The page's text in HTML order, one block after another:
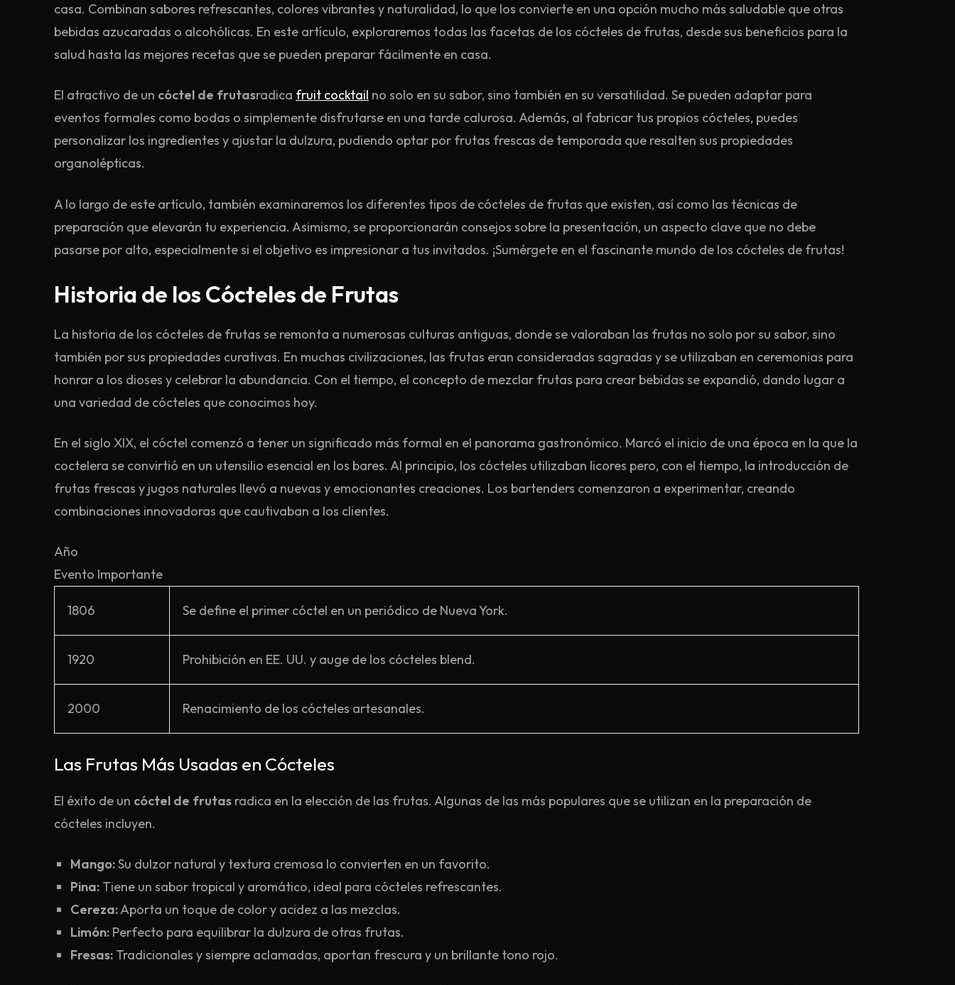
casa. Combinan sabores refrescantes, colores vibrantes y naturalidad, lo que los convierte en una opción mucho más saludable que otras
bebidas azucaradas o alcohólicas. En este artículo, exploraremos todas las facetas de los cócteles de frutas, desde sus beneficios para la
salud hasta las mejores recetas que se pueden preparar fácilmente en casa.
El atractivo de un cóctel de frutasradica fruit cocktail no solo en su sabor, sino también en su versatilidad. Se pueden adaptar para
eventos formales como bodas o simplemente disfrutarse en una tarde calurosa. Además, al fabricar tus propios cócteles, puedes
personalizar los ingredientes y ajustar la dulzura, pudiendo optar por frutas frescas de temporada que resalten sus propiedades
organolépticas.
A lo largo de este artículo, también examinaremos los diferentes tipos de cócteles de frutas que existen, así como las técnicas de
preparación que elevarán tu experiencia. Asimismo, se proporcionarán consejos sobre la presentación, un aspecto clave que no debe
pasarse por alto, especialmente si el objetivo es impresionar a tus invitados. ¡Sumérgete en el fascinante mundo de los cócteles de frutas!
Historia de los Cócteles de Frutas
La historia de los cócteles de frutas se remonta a numerosas culturas antiguas, donde se valoraban las frutas no solo por su sabor, sino
también por sus propiedades curativas. En muchas civilizaciones, las frutas eran consideradas sagradas y se utilizaban en ceremonias para
honrar a los dioses y celebrar la abundancia. Con el tiempo, el concepto de mezclar frutas para crear bebidas se expandió, dando lugar a
una variedad de cócteles que conocimos hoy.
En el siglo XIX, el cóctel comenzó a tener un significado más formal en el panorama gastronómico. Marcó el inicio de una época en la que la
coctelera se convirtió en un utensilio esencial en los bares. Al principio, los cócteles utilizaban licores pero, con el tiempo, la introducción de
frutas frescas y jugos naturales llevó a nuevas y emocionantes creaciones. Los bartenders comenzaron a experimentar, creando
combinaciones innovadoras que cautivaban a los clientes.
Año
Evento Importante
1806 Se define el primer cóctel en un periódico de Nueva York.
1920 Prohibición en EE. UU. y auge de los cócteles blend.
2000 Renacimiento de los cócteles artesanales.
Las Frutas Más Usadas en Cócteles
El éxito de un cóctel de frutas radica en la elección de las frutas. Algunas de las más populares que se utilizan en la preparación de
cócteles incluyen.
Mango:Su dulzor natural y textura cremosa lo convierten en un favorito.
Pina: Tiene un sabor tropical y aromático, ideal para cócteles refrescantes.
Cereza:Aporta un toque de color y acidez a las mezclas.
Limón: Perfecto para equilibrar la dulzura de otras frutas.
Fresas: Tradicionales y siempre aclamadas, aportan frescura y un brillante tono rojo.